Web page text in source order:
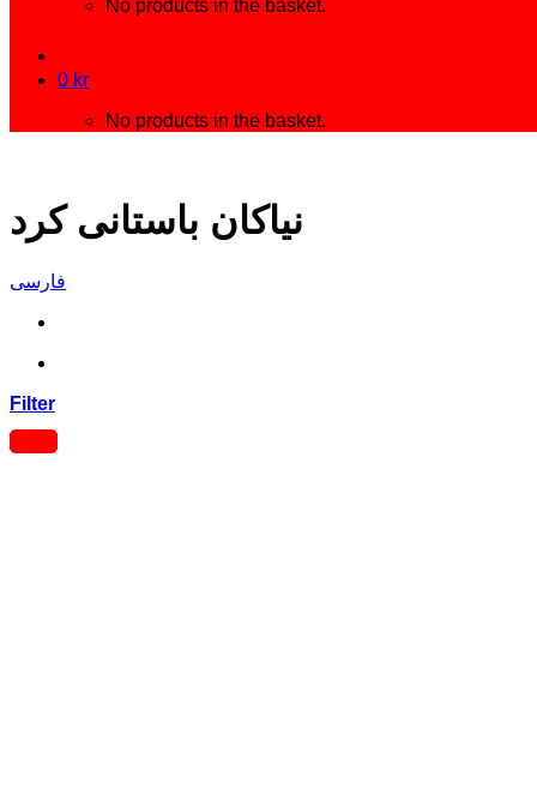
No products in the basket.
0 kr
No products in the basket.
نیاکان باستانی کرد
فارسی
Filter